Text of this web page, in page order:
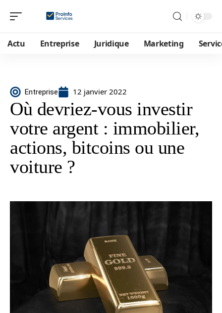
Actu Entreprise Juridique Marketing
Entreprise 12 janvier 2022
Où devriez-vous investir
votre argent : immobilier,
actions, bitcoins ou une
voiture ?